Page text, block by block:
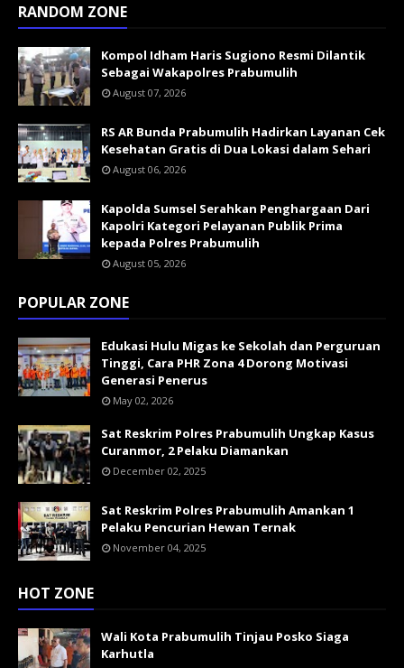
RANDOM ZONE
Kompol Idham Haris Sugiono Resmi Dilantik
Sebagai Wakapolres Prabumulih
August 07, 2026
RS AR Bunda Prabumulih Hadirkan Layanan Cek
Kesehatan Gratis di Dua Lokasi dalam Sehari
August 06, 2026
Kapolda Sumsel Serahkan Penghargaan Dari
Kapolri Kategori Pelayanan Publik Prima
kepada Polres Prabumulih
August 05, 2026
POPULAR ZONE
Edukasi Hulu Migas ke Sekolah dan Perguruan
Tinggi, Cara PHR Zona 4 Dorong Motivasi
Generasi Penerus
May 02, 2026
Sat Reskrim Polres Prabumulih Ungkap Kasus
Curanmor, 2 Pelaku Diamankan
December 02, 2025
Sat Reskrim Polres Prabumulih Amankan 1
Pelaku Pencurian Hewan Ternak
November 04, 2025
HOT ZONE
Wali Kota Prabumulih Tinjau Posko Siaga
Karhutla